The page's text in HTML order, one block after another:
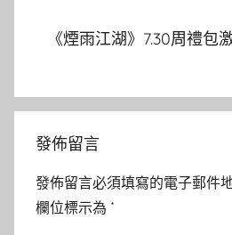
《煙雨江湖》7.30周禮包
發佈留言
發佈留言必須填寫的電子郵件
欄位標示為 *